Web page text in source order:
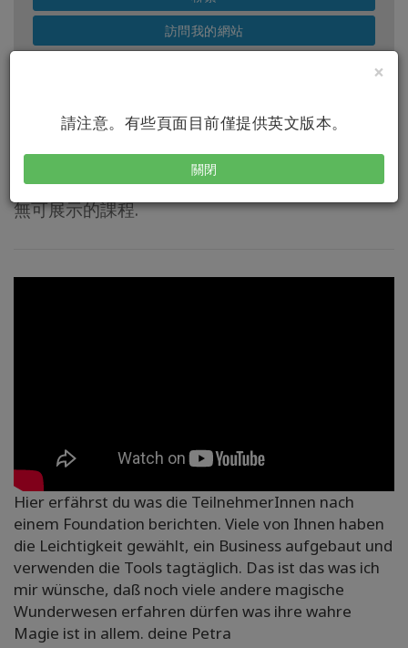
×
請注意。有些頁面目前僅提供英文版本。
關閉
訪問我的網站
無可展示的課程.
Hier erfährst du was die TeilnehmerInnen nach
einem Foundation berichten. Viele von Ihnen haben
die Leichtigkeit gewählt, ein Business aufgebaut und
verwenden die Tools tagtäglich. Das ist das was ich
mir wünsche, daß noch viele andere magische
Wunderwesen erfahren dürfen was ihre wahre
Magie ist in allem. deine Petra